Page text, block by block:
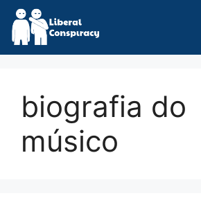
Skip
content
biografia do
músico